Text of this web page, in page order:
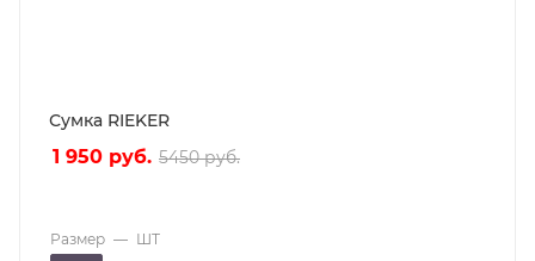
Сумка RIEKER
1 950 руб. 5450руб.
Размер — ШТ